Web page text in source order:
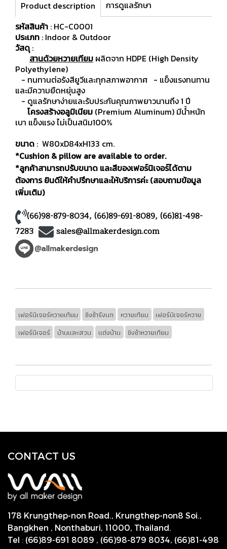
Product description
การดูแลรักษา
รหัสสินค้า : HC-C0001
ประเภท : Indoor & Outdoor
วัสดุ:
สานด้วยหวายเทียม ผลิตจาก HDPE (High Density
Polyethylene)
- ทนทานต่อรังสียูวีและทุกสภาพอากาศ - แข็งแรงทนทาน
และมีความยืดหยุ่นสูง
- ดูแลรักษาง่ายและรับประกันคุณภาพยาวนานถึง 1 ปี
โครงสร้างอลูมิเนียม (Premium Aluminum) มีน้ำหนัก
เบา แข็งแรง ไม่เป็นสนิม100%
ขนาด : W80xD84xH133 cm.
*Cushion & pillow are available to order.
*ลูกค้าสามารถปรับขนาด และสีของเฟอร์นิเจอร์ได้ตาม
ต้องการ ยินดีให้คำปรึกษาและให้บริการค่ะ (สอบถามข้อมูล
เพิ่มเติม)
(66)98-879-8034, (66)89-691-8089, (66)81-498-
7283
sales@allmakerdesign.com
เฟอร์นิเจอร์หวายเทียม ชิงช้ารังนก หวายเทียม
เฟอร์นิเจอร์หวาย
เฟอร์นิเจอร์
บ้านและสวน แต่งบ้าน ชิงช้าหวายเทียม
CONTACT US
178 Krungthep-non Road., Krungthep-non8 Soi.,
Bangkhen , Nonthaburi, 11000, Thailand.
Tel : (66)89-691 8089 , (66)98-879 8034, (66)81-498